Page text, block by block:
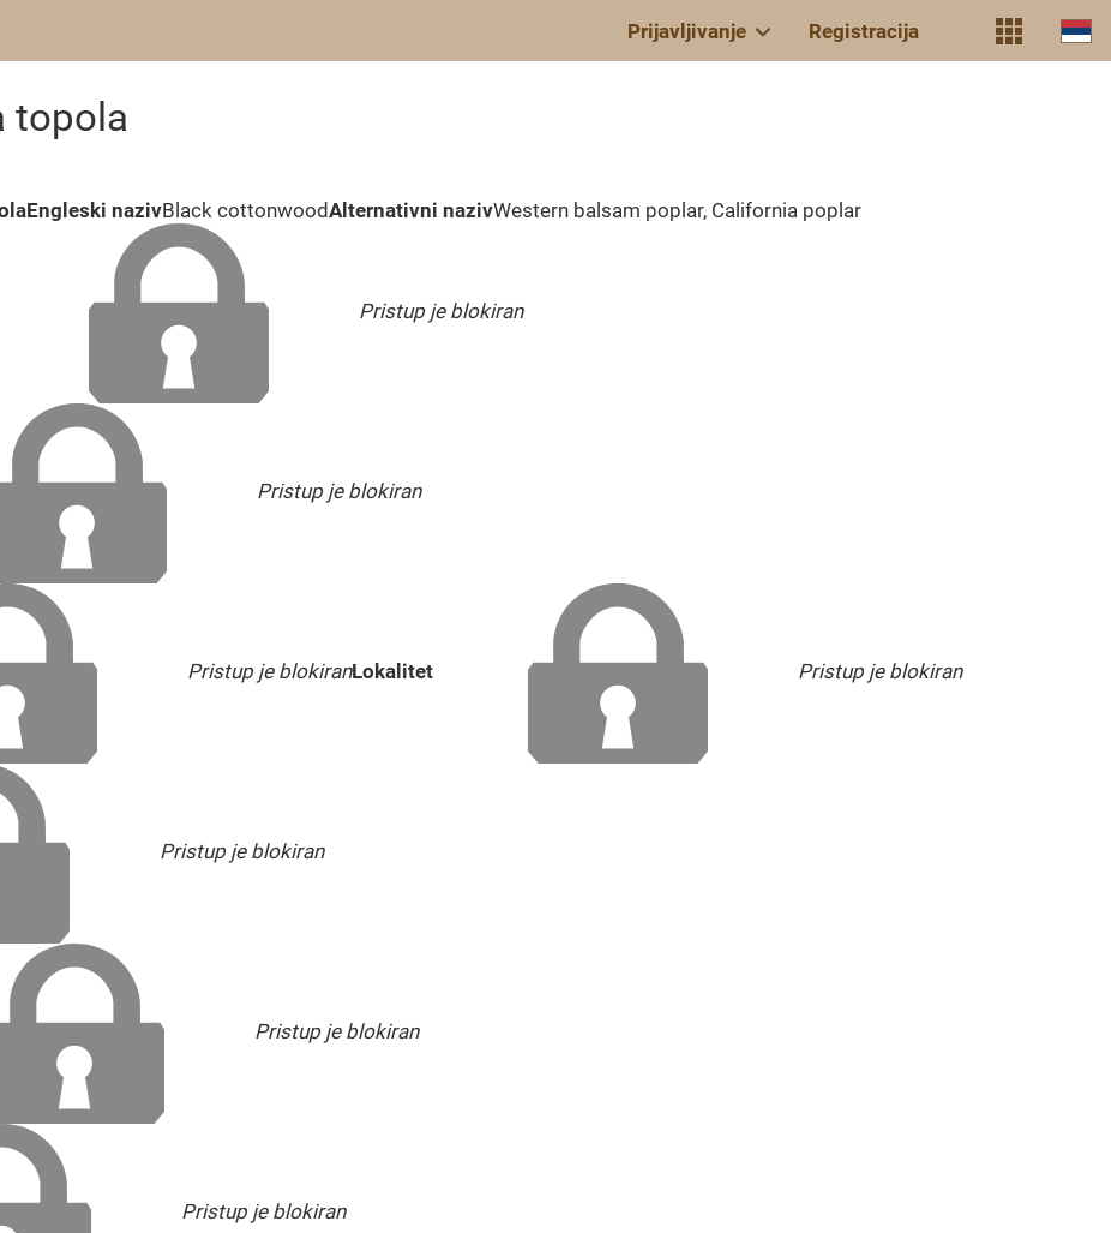
Prijavljivanje Registracija
topola
Engleski nazivBlack cottonwoodAlternativni nazivWestern balsam poplar, California poplar
Pristup je blokiran
Pristup je blokiran
Pristup je blokiranLokalitet Pristup je blokiran
Pristup je blokiran
Pristup je blokiran
Pristup je blokiran